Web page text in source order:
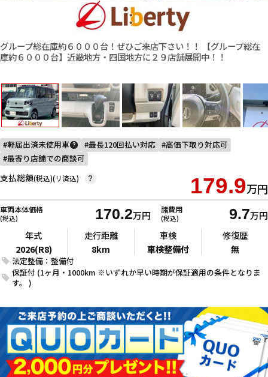
グループ総在庫約６０００台！ぜひご来店下さい！！ 【グループ総在
庫約６０００台】近畿地方・四国地方に２９店舗展開中！！
軽届出済未使用車 ? 最長120回払い対応
高価下取り対応可
最寄り店舗での商談可
支払総額(税込)(リ済込) 179.9万円
?
車両本体価格
(税込) 170.2万円 諸費用
(税込) 9.7万円
法定整備：整備付
保証付 (1ヶ月・1000km ※いずれか早い時期が保証適用の条件となりま
す。 )
年式
2026(R8)
走行距離
8km
車検
車検整備付
修復歴
無